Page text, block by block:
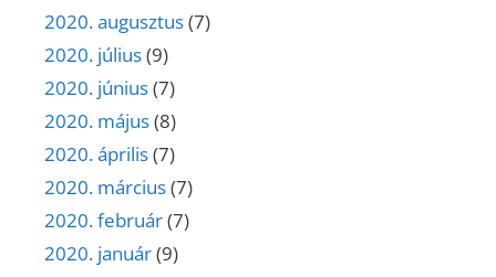
2020. augusztus(7)
2020. július(9)
2020. június(7)
2020. május(8)
2020. április(7)
2020. március(7)
2020. február(7)
2020. január(9)